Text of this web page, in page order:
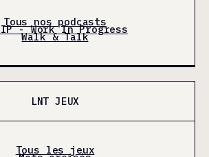
Tous nos podcasts
- Work In Progress
Walk & Talk
LNT JEUX
Tous les jeux